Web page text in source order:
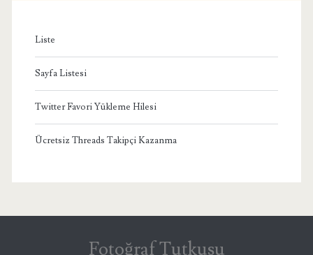
Liste
Sayfa Listesi
Twitter Favori Yükleme Hilesi
Ücretsiz Threads Takipçi Kazanma
Fotoğraf Tutkusu